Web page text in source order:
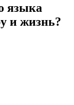
языка
и жизнь?